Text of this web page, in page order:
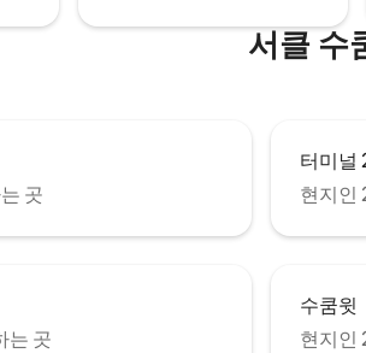
가전제품이
수건
장, 공동 작업 공간의 비용
서클 수
곳
터미널
현지인
는 곳
수쿰윗
현지인